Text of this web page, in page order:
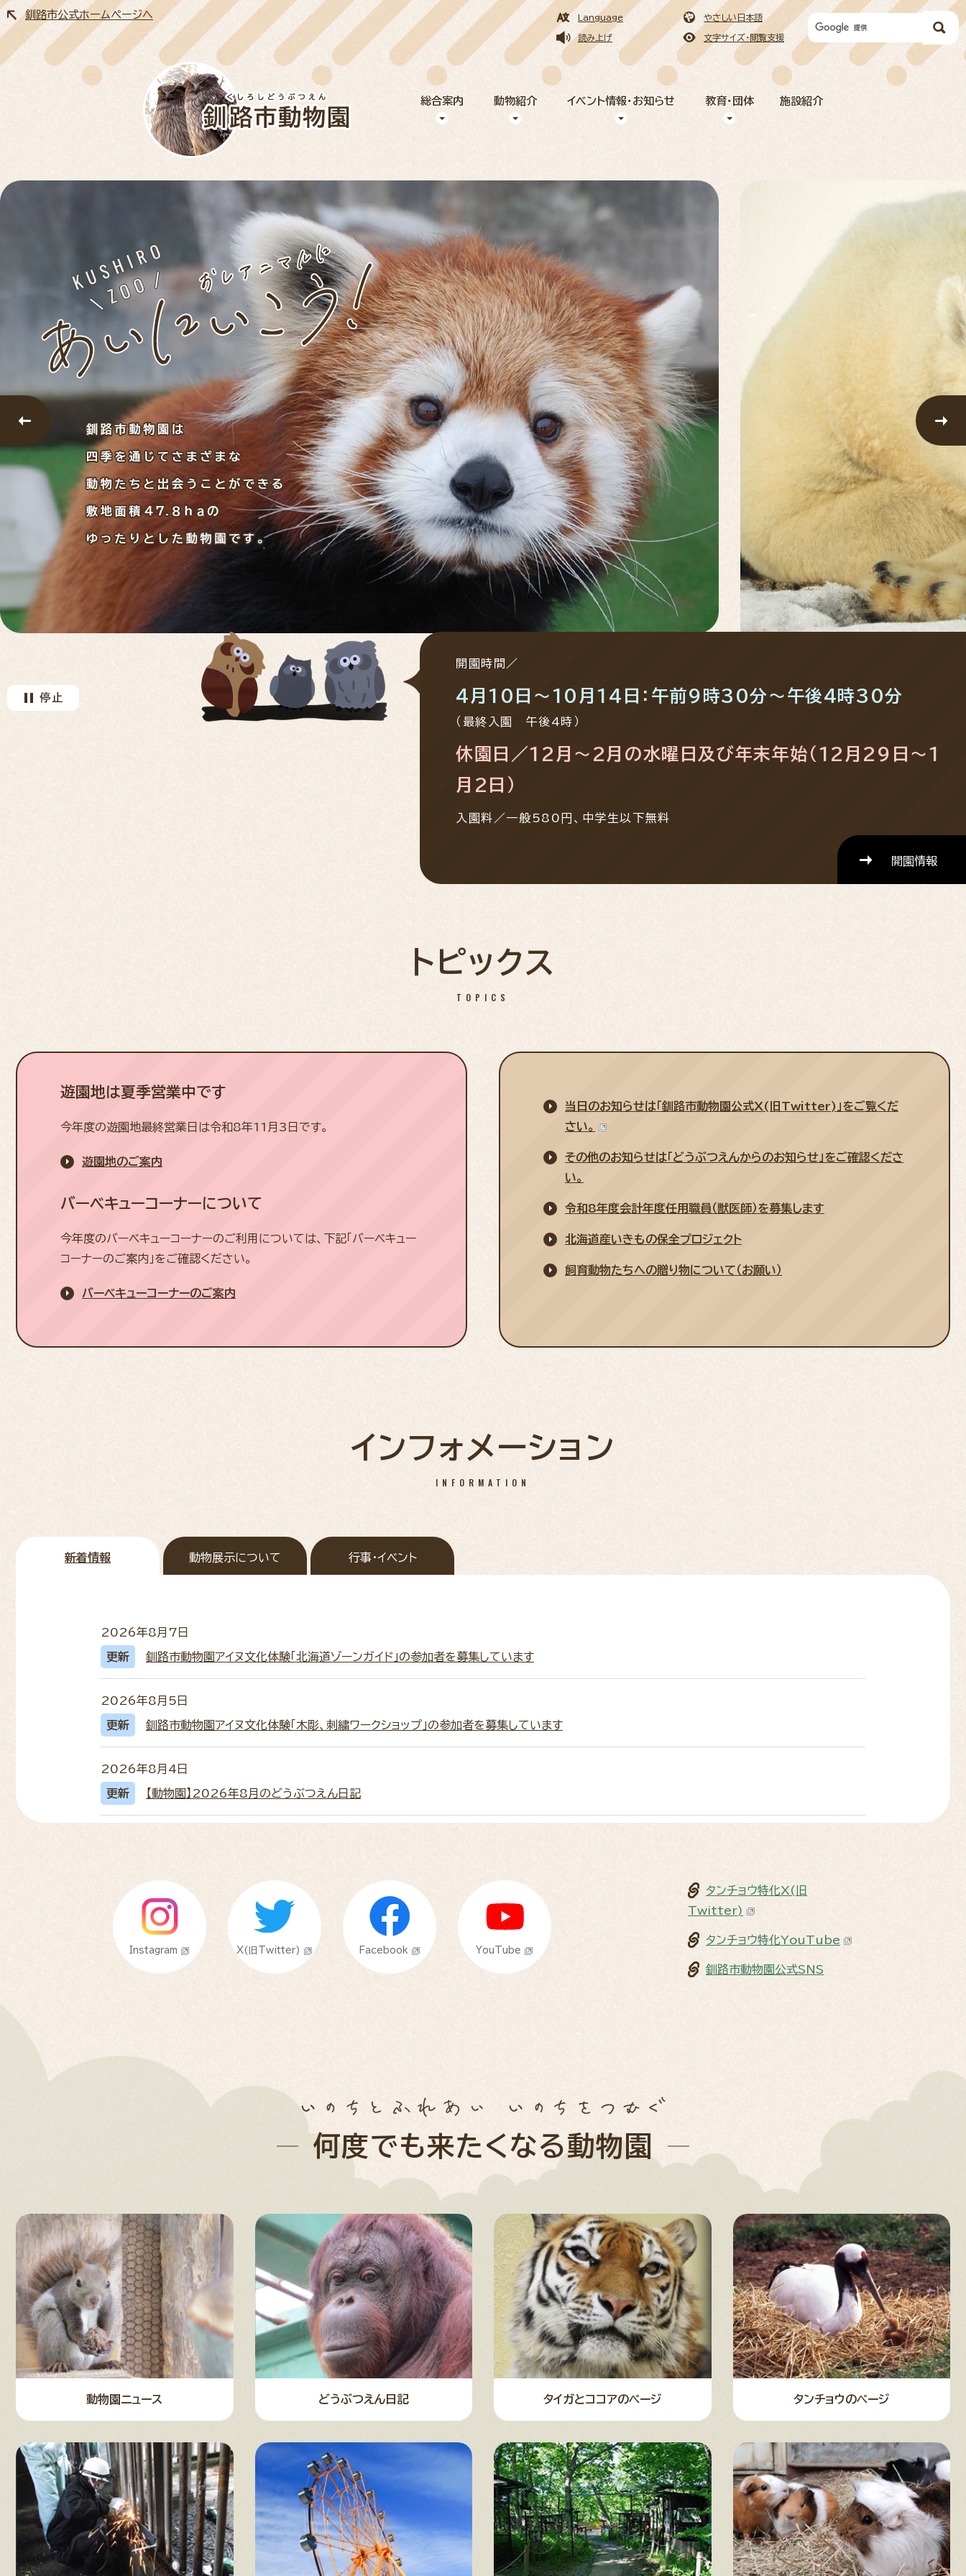
総合案内 動物紹介 イベント情報・お知らせ 教育・団体 施設紹介
Language やさしい日本語
読み上げ 文字サイズ・閲覧支援
釧路市公式ホームページへ
開園時間／
4月10日～10月14日：午前9時30分～午後4時30分
（最終入園 午後4時）
休園日／12月～2月の水曜日及び年末年始（12月29日～1
月2日）
入園料／一般580円、中学生以下無料
開園情報
トピックス
TOPICS
遊園地は夏季営業中です
今年度の遊園地最終営業日は令和8年11月3日です。
遊園地のご案内
バーベキューコーナーについて
今年度のバーベキューコーナーのご利用については、下記「バーベキュー
コーナーのご案内」をご確認ください。
バーベキューコーナーのご案内
当日のお知らせは「釧路市動物園公式X(旧Twitter)」をご覧くだ
さい。
その他のお知らせは「どうぶつえんからのお知らせ」をご確認くださ
い。
令和8年度会計年度任用職員（獣医師）を募集します
北海道産いきもの保全プロジェクト
飼育動物たちへの贈り物について（お願い）
インフォメーション
INFORMATION
新着情報 動物展示について 行事・イベント
2026年8月7日
更新 釧路市動物園アイヌ文化体験「北海道ゾーンガイド」の参加者を募集しています
2026年8月5日
更新 釧路市動物園アイヌ文化体験「木彫、刺繍ワークショップ」の参加者を募集しています
2026年8月4日
更新 【動物園】2026年8月のどうぶつえん日記
2026年7月27日
【動物園】2026年7月のどうぶつえん日記
Instagram X(旧Twitter) Facebook YouTube
タンチョウ特化X(旧
Twitter)
タンチョウ特化YouTube
釧路市動物園公式SNS
何度でも来たくなる動物園
動物園ニュース どうぶつえん日記 タイガとココアのページ タンチョウのページ